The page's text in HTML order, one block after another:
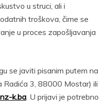
u struci, ali i
troškova, čime se
u proces zapošljavanja
se javiti pisanim putem na
Radića 3, 88000 Mostar) ili
k.ba. U prijavi je potrebno